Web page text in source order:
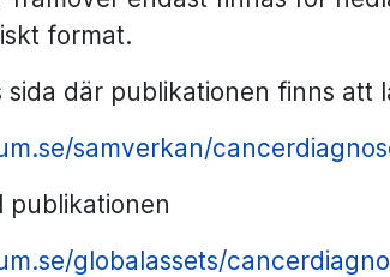
format.
sida där publikationen finns att
samverkan/
publikationen
globalassets/